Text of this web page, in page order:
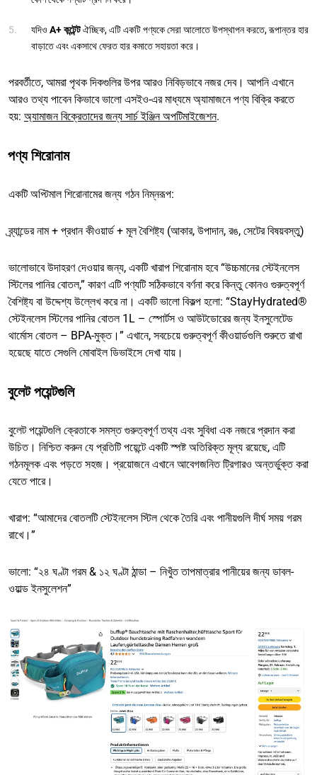
যদিও A+ কন্টেন্টঐচ্ছিক, এটি একটি পণ্যকে সেরা আলোতে উপস্থাপন করতে, রূপান্তর হার
বাড়াতে এবং একসাথে ফেরত হার কমাতে সহায়তা করে।
পরবর্তীতে, আমরা পৃথক দিকগুলির উপর আরও নিবিড়ভাবে নজর দেব। আপনি এখানে
আরও তথ্য পাবেন কিভাবে ভালো এসইও-এর মাধ্যমে অ্যামাজনে পণ্য বিক্রি করতে
হয়: অ্যামাজন বিক্রেতাদের জন্য সার্চ ইঞ্জিন অপটিমাইজেশন.
পণ্য শিরোনাম
একটি অপ্টিমাল শিরোনামের জন্য গঠন নিম্নরূপ:
ব্র্যান্ডের নাম + প্রধান কীওয়ার্ড + মূল বৈশিষ্ট্য (আকার, উপাদান, রঙ, সেটের বিষয়বস্তু)
ভালোভাবে উদাহরণ দেওয়ার জন্য, একটি খারাপ শিরোনাম হবে “উচ্চমানের স্টেইনলেস
স্টিলের পানির বোতল,” কারণ এটি পণ্যটি সঠিকভাবে বর্ণনা করে কিন্তু কোনও গুরুত্বপূর্ণ
বৈশিষ্ট্য বা উদ্দেশ্য উল্লেখ করে না। একটি ভালো বিকল্প হলো: “StayHydrated®
স্টেইনলেস স্টিলের পানির বোতল 1L – স্পোর্টস ও আউটডোরের জন্য ইনসুলেটেড
থার্মোস বোতল – BPA-মুক্ত।” এখানে, সবচেয়ে গুরুত্বপূর্ণ কীওয়ার্ডগুলি শুরুতে রাখা
হয়েছে যাতে সেগুলি মোবাইল ডিভাইসে দেখা যায়।
বুলেট পয়েন্টগুলি
বুলেট পয়েন্টগুলি ক্রেতাকে সমস্ত গুরুত্বপূর্ণ তথ্য এবং সুবিধা এক নজরে প্রদান করা
উচিত। নিশ্চিত করুন যে প্রতিটি পয়েন্টে একটি স্পষ্ট অতিরিক্ত মূল্য রয়েছে, এটি
গঠনমূলক এবং পড়তে সহজ। প্রয়োজনে এখানে আবেগজনিত ট্রিগারও অন্তর্ভুক্ত করা
যেতে পারে।
খারাপ: “আমাদের বোতলটি স্টেইনলেস স্টিল থেকে তৈরি এবং পানীয়গুলি দীর্ঘ সময় গরম
রাখে।”
ভালো: “২৪ ঘণ্টা গরম & ১২ ঘণ্টা ঠান্ডা – নিখুঁত তাপমাত্রার পানীয়ের জন্য ডাবল-
ওয়াল্ড ইনসুলেশন”